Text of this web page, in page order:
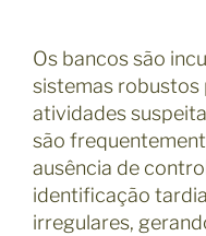
Os bancos são
sistemas robustos
atividades
são
ausência de
identificação
irregulares,